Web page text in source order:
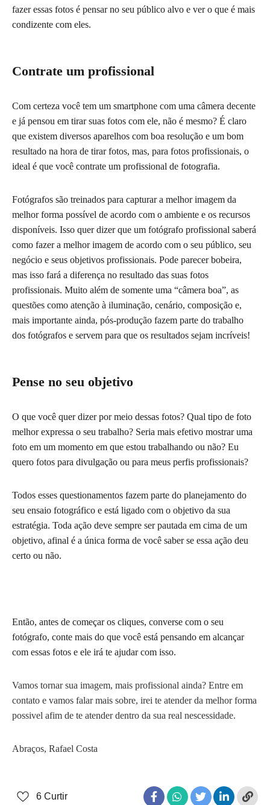
fazer essas fotos é pensar no seu público alvo e ver o que é mais
condizente com eles.
Contrate um profissional
Com certeza você tem um smartphone com uma câmera decente
e já pensou em tirar suas fotos com ele, não é mesmo? É claro
que existem diversos aparelhos com boa resolução e um bom
resultado na hora de tirar fotos, mas, para fotos profissionais, o
ideal é que você contrate um profissional de fotografia.
Fotógrafos são treinados para capturar a melhor imagem da
melhor forma possível de acordo com o ambiente e os recursos
disponíveis. Isso quer dizer que um fotógrafo profissional saberá
como fazer a melhor imagem de acordo com o seu público, seu
negócio e seus objetivos profissionais. Pode parecer bobeira,
mas isso fará a diferença no resultado das suas fotos
profissionais. Muito além de somente uma “câmera boa”, as
questões como atenção à iluminação, cenário, composição e,
mais importante ainda, pós-produção fazem parte do trabalho
dos fotógrafos e servem para que os resultados sejam incríveis!
Pense no seu objetivo
O que você quer dizer por meio dessas fotos? Qual tipo de foto
melhor expressa o seu trabalho? Seria mais efetivo mostrar uma
foto em um momento em que estou trabalhando ou não? Eu
quero fotos para divulgação ou para meus perfis profissionais?
Todos esses questionamentos fazem parte do planejamento do
seu ensaio fotográfico e está ligado com o objetivo da sua
estratégia. Toda ação deve sempre ser pautada em cima de um
objetivo, afinal é a única forma de você saber se essa ação deu
certo ou não.
Então, antes de começar os cliques, converse com o seu
fotógrafo, conte mais do que você está pensando em alcançar
com essas fotos e ele irá te ajudar com isso.
Vamos tornar sua imagem, mais profissional ainda? Entre em
contato e vamos falar mais sobre, irei te atender da melhor forma
possivel afim de te atender dentro da sua real nescessidade.
Abraços, Rafael Costa
6 Curtir